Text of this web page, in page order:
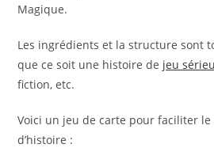
Magique.
Les ingrédients et la structure sont
que ce soit une histoire de jeu
fiction, etc.
Voici un jeu de carte pour faciliter
d’histoire :